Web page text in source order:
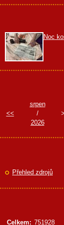
Noc
<<
srpen
/
2026
Přehled zdrojů
Celkem: 751928